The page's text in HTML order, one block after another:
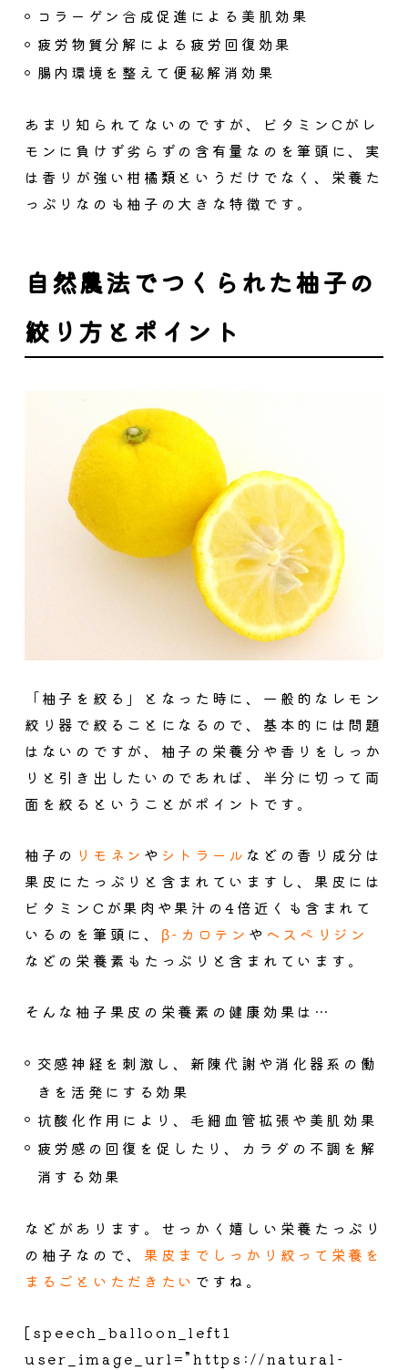
コラーゲン合成促進による美肌効果
疲労物質分解による疲労回復効果
腸内環境を整えて便秘解消効果
あまり知られてないのですが、
ビタミンCがレ
モンに負けず劣らずの含有量 なのを筆頭に、実
は香りが強い柑橘類というだけでなく、栄養た
っぷりなのも柚子の大きな特徴です。
自然農法でつくられた柚子の
絞り方とポイント
「柚子を絞る」となった時に、一般的なレモン
絞り器で絞ることになるので、基本的には問題
はないのですが、柚子の栄養分や香りをしっか
りと引き出したいのであれば、 半分に切って両
面を絞るということがポイント です。
柚子の リモネン や シトラール などの香り成分は
果皮にたっぷりと含まれていますし、 果皮には
ビタミンCが果肉や果汁の4倍近くも含まれて
いる のを筆頭に、 β-カロテン や ヘスペリジン
などの栄養素もたっぷりと含まれています。
そんな柚子果皮の栄養素の健康効果は…
交感神経を刺激し、新陳代謝や消化器系の働
きを活発にする効果
抗酸化作用により、毛細血管拡張や美肌効果
疲労感の回復を促したり、カラダの不調を解
消する効果
などがあります。せっかく嬉しい栄養たっぷり
の柚子なので、 果皮までしっかり絞って栄養を
まるごといただきたい ですね。
[speech_balloon_left1
user_image_url=”https://natural-